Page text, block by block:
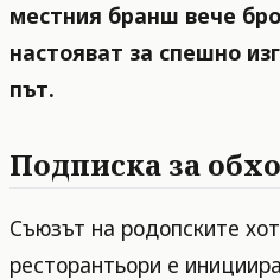
местния бранш вече
настояват за спешно
път.
Подписка за
Съюзът на родопските
ресторантьори е